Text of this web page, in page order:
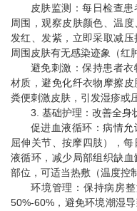
皮肤监测：每日检查
周围，观察皮肤颜色、温
发红、发紫，立即采取减
周围皮肤有无感染迹象（红
避免刺激：保持患者
材质，避免化纤衣物摩擦皮
粪便刺激皮肤，引发湿疹或
3. 基础护理：改善全身
促进血液循环：病情
屈伸关节、按摩四肢），
液循环，减少局部组织缺
部位，可适当热敷（温度控
环境管理：保持病房
50%-60%，避免环境潮湿